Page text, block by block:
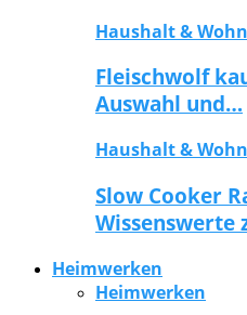
Haushalt &
Fleischwolf
Auswahl und…
Haushalt &
Slow Cooker
Wissenswerte
Heimwerken
Heimwerken